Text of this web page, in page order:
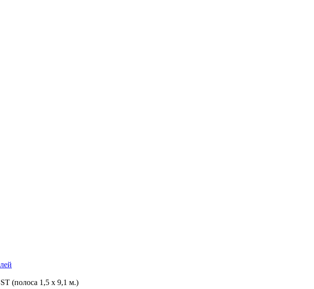
(полоса 1,5 х 9,1 м.)